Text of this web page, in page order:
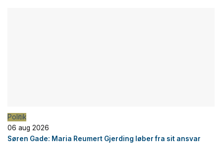
Politik
06 aug 2026
Søren Gade: Maria Reumert Gjerding løber fra sit ansvar